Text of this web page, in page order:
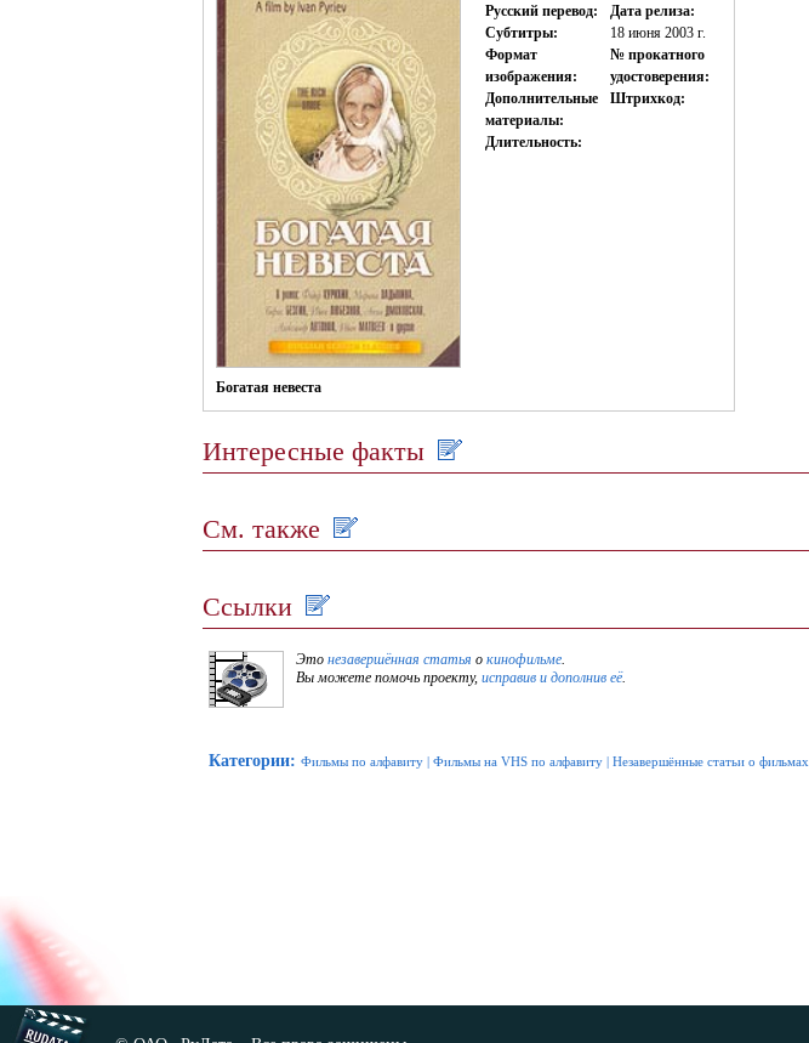
Богатая невеста
Русский перевод:
Субтитры:
Формат
изображения:
Дополнительные
материалы:
Длительность:
Дата релиза:
18 июня 2003 г.
№ прокатного
удостоверения:
Штрихкод:
Интересные факты
См. также
Ссылки
Это незавершённая статья о кинофильме
Вы можете помочь проекту, исправив и дополнив её.
Категории: Фильмы по алфавиту | Фильмы на VHS по алфавиту | Незавершённые статьи о фильмах